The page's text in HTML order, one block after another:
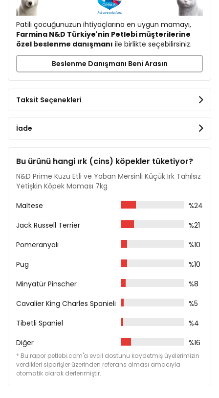
Balık Yağı (ringa balığı)
Bezelye Lifi
Kurutulmuş Havuç
Yonca
İnulin
Fruktooligosakkarit
Maya Ekstratı (mannooligosakkarit kaynağı)
Kurutulmuş Yaban Mersini %0,5
Kurutulmuş Ispanak
Kurutulmuş Bira Mayası
Glukozamin
Kondroitin Sülfat
Analiz Raporu
Ham Protein %34
Ham Lif %2,60
Kalsiyum %1,10
DHA %0,50
Glukozamin 1.200 mg/kg
Besin Katkı Maddeleri
A Vitamini 15.000 IU/kg
D3 Vitamini 1.500 IU/kg
E Vitamini 600 mg/kg
C Vitamini 150 mg/kg
Patili çocuğunuzun ihtiyaçlarına en uygun mamayı,
Farmina N&D Türkiye'nin Petlebi müşterilerine
özel beslenme danışmanı ile birlikte seçebilirsiniz.
Beslenme Danışmanı Beni Arasın
Taksit Seçenekleri
İade
Bu ürünü hangi ırk (cins) köpekler tüketiyor?
N&D Prime Kuzu Etli ve Yaban Mersinli Küçük Irk Tahılsız
Yetişkin Köpek Maması 7kg
Maltese
%24
Jack Russell Terrier
%21
Pomeranyalı
%10
Pug
%10
Minyatür Pinscher
%8
Cavalier King Charles Spanieli
%5
Tibetli Spaniel
%4
Diğer
%16
* Bu rapor petlebi.com'a evcil dostunu kaydetmiş üyelerimizin
verdikleri siparişler üzerinden referans olması amacıyla
otomatik olarak derlenmiştir.